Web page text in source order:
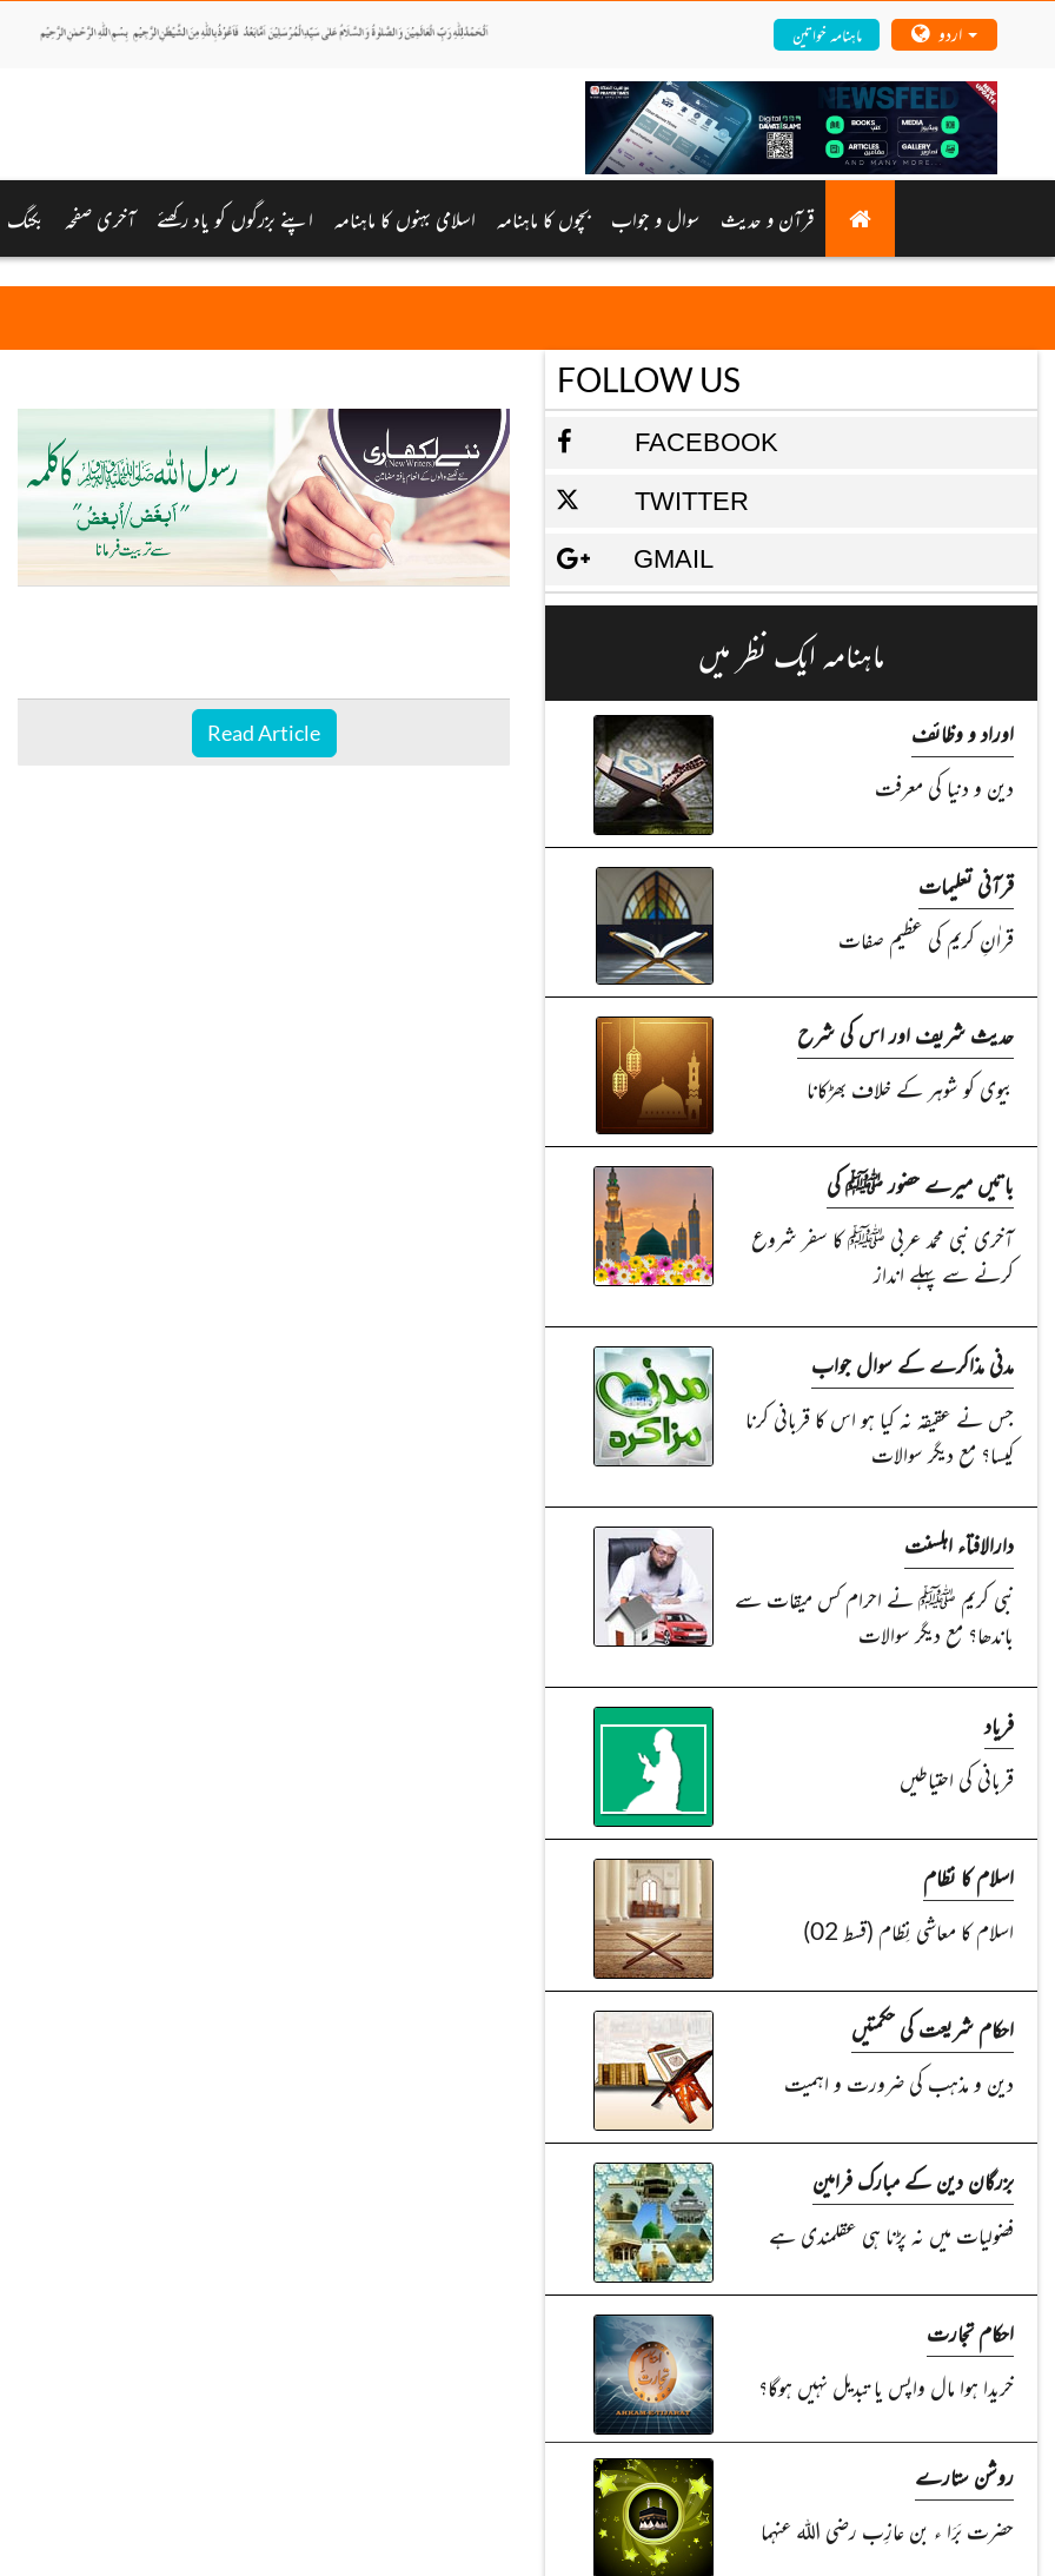
ماہنامہ خواتین
قرآن و حدیث سوال و جواب بچوں کا ماہنامہ اسلامی بہنوں کا ماہنامہ اپنے بزرگوں کو یاد رکھئے آخری صفحہ بکنگ
Read Article
FOLLOW US
FACEBOOK
TWITTER
GMAIL
ماہنامہ ایک نظر میں
اوراد و وظائف
دین و دنیا کی معرفت
قرآنی تعلیمات
قراٰنِ کریم کی عظیم صفات
حدیث شریف اور اس کی شرح
بیوی کو شوہر کے خلاف بھڑکانا
باتیں میرے حضور ﷺ کی
آخری نبی محمد عربی ﷺ کا سفر شروع
کرنے سے پہلے انداز
مدنی مذاکرے کے سوال جواب
جس نے عقیقہ نہ کیا ہو اس کا قربانی کرنا
کیسا؟ مع دیگر سوالات
دارالافتاء اہلسنت
نبی کریم ﷺ نے احرام کس میقات سے
باندھا؟ مع دیگر سوالات
فریاد
قربانی کی احتیاطیں
اسلام کا نظام
اسلام کا معاشی نِظام (قسط 02)
احکام شریعت کی حکمتیں
دین و مذہب کی ضرورت و اہمیت
بزرگان دین کے مبارک فرامین
فضولیات میں نہ پڑنا ہی عقلمندی ہے
احکام تجارت
خریدا ہوا مال واپس یا تبدیل نہیں ہوگا؟
روشن ستارے
حضرت بَرَا ء بن عازِب رضی اللہ عنہما